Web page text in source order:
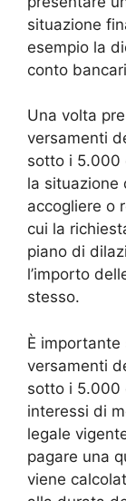
situazione
esempio la
conto
Una volta
versamenti
sotto i 5.000
la situazione
accogliere o
cui la
piano di
l’importo
stesso.
È
versamenti
sotto i 5.000
interessi di
legale
pagare una
viene